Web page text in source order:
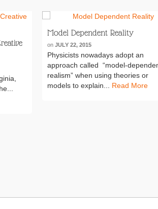
Model Dependent Reality
onJULY 22, 2015
Physicists nowadays adopt an
approach called “model-
realism” when using theories or
models to explain... Read More